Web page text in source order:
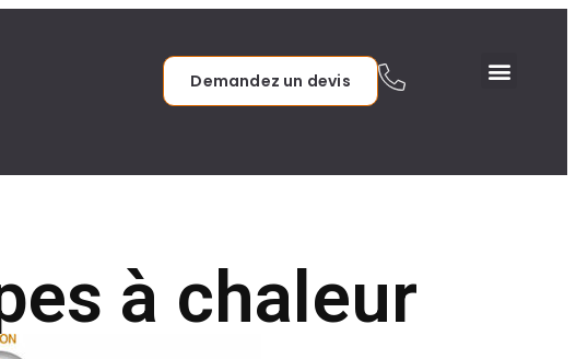
Demandez un devis
à chaleur